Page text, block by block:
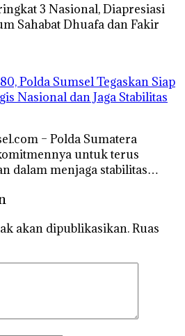
3 Nasional, Diapresiasi
Sahabat Dhuafa dan Fakir
Polda Sumsel Tegaskan Siap
Nasional dan Jaga Stabilitas
– Polda Sumatera
untuk terus
dalam menjaga stabilitas…
akan dipublikasikan.Ruas